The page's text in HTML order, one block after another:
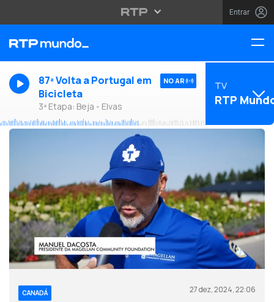
Entrar
87ª Volta a Portugal em
Bicicleta
3ª Etapa: Beja - Elvas
NO AR TV
RTP
CANADÁ 27 dez, 2024, 22:06